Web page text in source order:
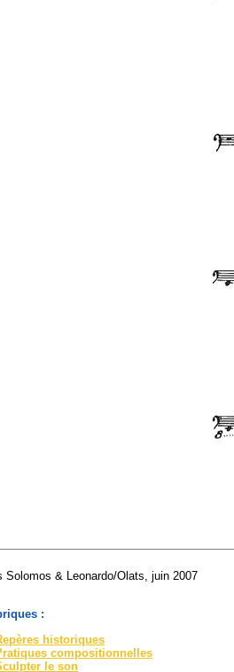
Solomos & Leonardo/Olats, juin 2007
:
historiques
compositionnelles
le son